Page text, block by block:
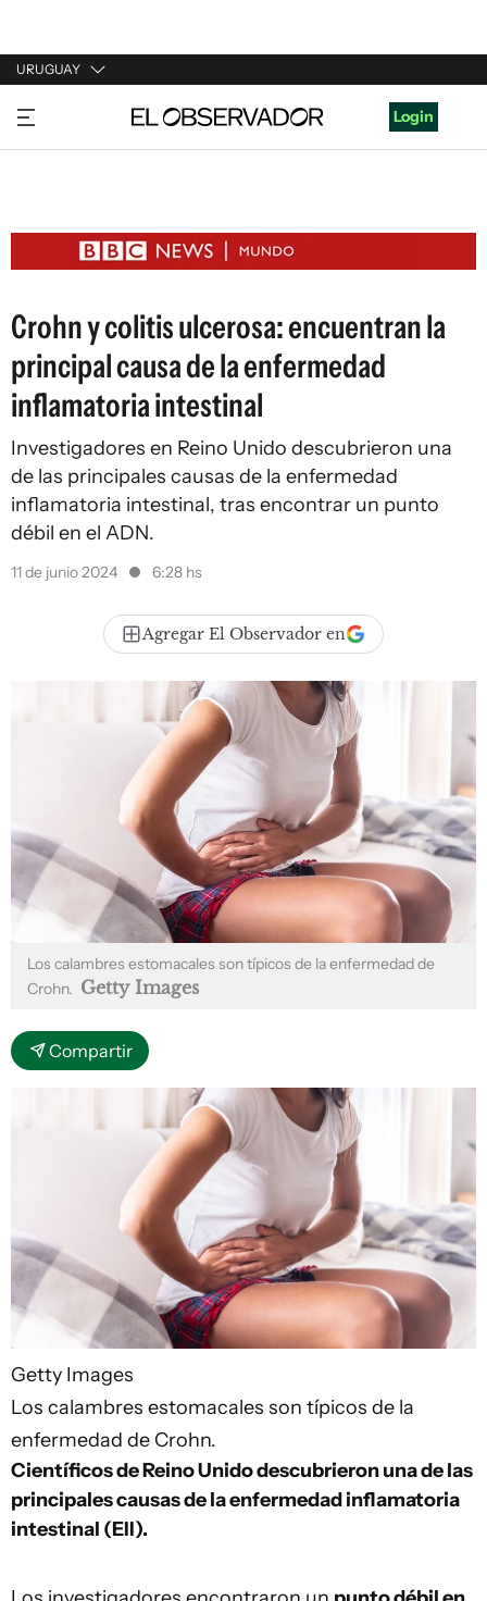
URUGUAY
URUGUAY
ARGENTINA
ESTADOS UNIDOS
Login
Crohn y colitis ulcerosa: encuentran la
principal causa de la enfermedad
inflamatoria intestinal
Investigadores en Reino Unido descubrieron una
de las principales causas de la enfermedad
inflamatoria intestinal, tras encontrar un punto
débil en el ADN.
11 de junio 2024 6:28 hs
Agregar El Observador en
Los calambres estomacales son típicos de la enfermedad de
Crohn. Getty Images
Compartir
Getty Images
Los calambres estomacales son típicos de la
enfermedad de Crohn.
Científicos de Reino Unido descubrieron una de las
principales causas de la enfermedad inflamatoria
intestinal (EII).